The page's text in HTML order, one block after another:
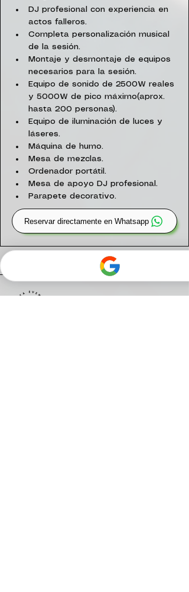
DJ profesional con experiencia en
actos falleros.
Completa personalización musical
de la sesión.
Montaje y desmontaje de equipos
necesarios para la sesión.
Equipo de sonido de 2500W reales
y 5000W de pico máximo(aprox.
hasta 200 personas).
Equipo de iluminación de luces y
láseres.
Máquina de humo.
Mesa de mezclas.
Ordenador portátil.
Mesa de apoyo DJ profesional.
Parapete decorativo.
Reservar directamente en Whatsapp